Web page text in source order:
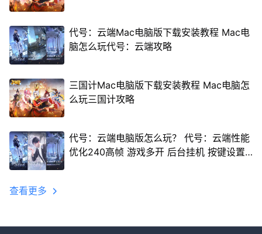
代号：云端Mac电脑版下载安装教程 Mac电
脑怎么玩代号：云端攻略
三国计Mac电脑版下载安装教程 Mac电脑怎
么玩三国计攻略
代号：云端电脑版怎么玩？ 代号：云端性能
优化240高帧 游戏多开 后台挂机 按键设置
查看更多